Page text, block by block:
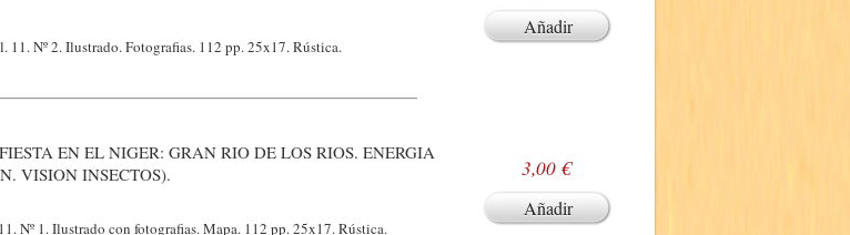
Nº 2. Ilustrado. Fotografias. 112 pp. 25x17. Rústica.
Añadir
EN EL NIGER: GRAN RIO DE LOS RIOS. ENERGIA
VISION INSECTOS).
Nº 1. Ilustrado con fotografias. Mapa. 112 pp. 25x17. Rústica.
3,00 €
Añadir